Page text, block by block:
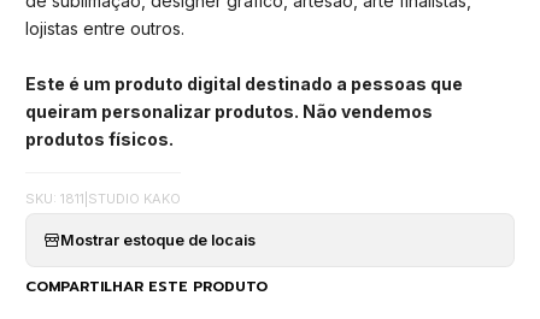
lojistas entre outros.
Este é um produto digital destinado a pessoas que
queiram personalizar produtos. Não vendemos
produtos físicos.
SKU: 1811 STUDIO KAKO
Mostrar estoque de locais
COMPARTILHAR ESTE PRODUTO